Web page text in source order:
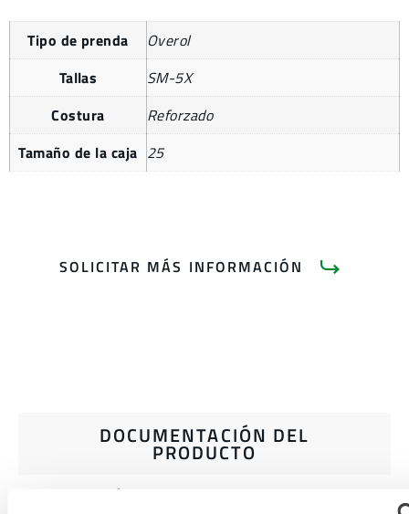
Tipo de prenda
Overol
Tallas
SM-5X
Costura
Reforzado
Tamaño de la caja 25
SOLICITAR MÁS INFORMACIÓN
DOCUMENTACIÓN DEL
PRODUCTO
CATÁLOGO DE PRODUCTOS PARA